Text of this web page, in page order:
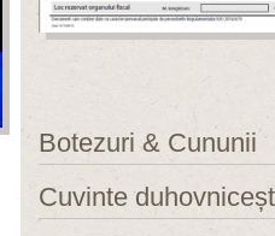
Botezuri & Cununii
Cuvinte